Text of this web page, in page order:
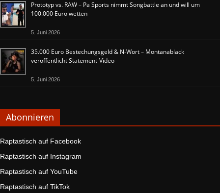
Prototyp vs. RAW – Pa Sports nimmt Songbattle an und will um
100.000 Euro wetten
5. Juni 2026
35.000 Euro Bestechungsgeld & N-Wort – Montanablack
veröffentlicht Statement-Video
5. Juni 2026
Abonnieren
Raptastisch auf Facebook
Raptastisch auf Instagram
Raptastisch auf YouTube
Raptastisch auf TikTok